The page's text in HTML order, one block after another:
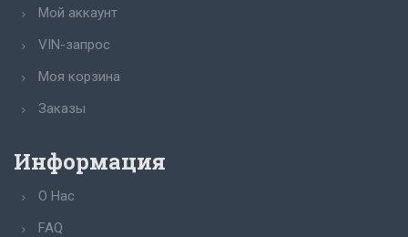
Мой аккаунт
VIN-запрос
Моя корзина
Заказы
Информация
О Нас
FAQ